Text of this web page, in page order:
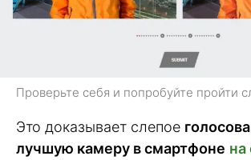
Проверьте себя и попробуйте пройти
Это доказывает слепое
лучшую камеру в смартфоне на